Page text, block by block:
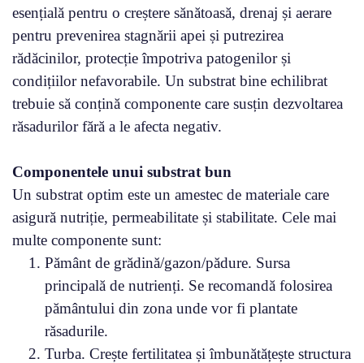
esențială pentru o creștere sănătoasă, drenaj și aerare
pentru prevenirea stagnării apei și putrezirea
rădăcinilor, protecție împotriva patogenilor și
condițiilor nefavorabile. Un substrat bine echilibrat
trebuie să conțină componente care susțin dezvoltarea
răsadurilor fără a le afecta negativ.
Componentele unui substrat bun
Un substrat optim este un amestec de materiale care
asigură nutriție, permeabilitate și stabilitate. Cele mai
multe componente sunt:
Pământ de grădină/gazon/pădure. Sursa
principală de nutrienți. Se recomandă folosirea
pământului din zona unde vor fi plantate
răsadurile.
Turba. Crește fertilitatea și îmbunătățește structura